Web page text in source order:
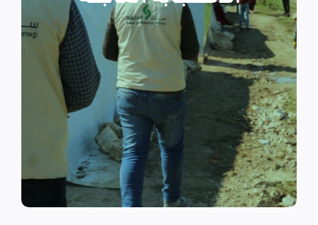
النزوح.
اقرأ المزيد